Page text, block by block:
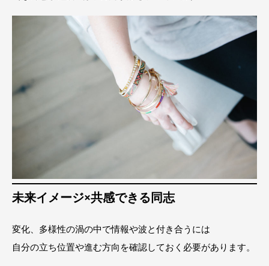
未来イメージ×共感できる同志
変化、多様性の渦の中で情報や波と付き合うには
自分の立ち位置や進む方向を確認しておく必要があります。